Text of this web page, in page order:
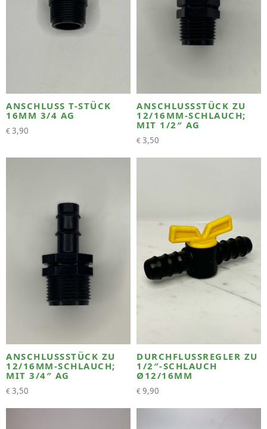
ANSCHLUSS T-STÜCK
16MM 3/4 AG
€3,90
ANSCHLUSSSTÜCK ZU
12/16MM-SCHLAUCH;
MIT 1/2″ AG
€3,50
ANSCHLUSSSTÜCK ZU
12/16MM-SCHLAUCH;
MIT 3/4″ AG
€3,50
DURCHFLUSSREGLER ZU
1/2″-SCHLAUCH
Ø12/16MM
€9,90